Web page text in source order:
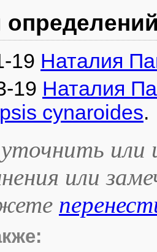
19 Наталия
19 Наталия
cynaroides.
или
или